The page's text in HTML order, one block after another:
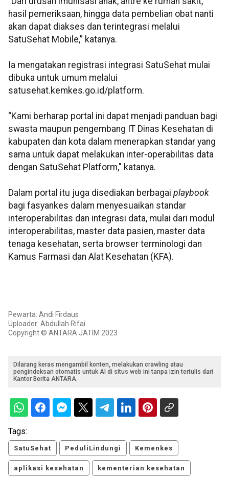
hasil pemeriksaan, hingga data pembelian obat nanti
akan dapat diakses dan terintegrasi melalui
SatuSehat Mobile,” katanya.
Ia mengatakan registrasi integrasi SatuSehat mulai
dibuka untuk umum melalui
satusehat.kemkes.go.id/platform.
“Kami berharap portal ini dapat menjadi panduan bagi
swasta maupun pengembang IT Dinas Kesehatan di
kabupaten dan kota dalam menerapkan standar yang
sama untuk dapat melakukan inter-operabilitas data
dengan SatuSehat Platform," katanya.
Dalam portal itu juga disediakan berbagai playbook
bagi fasyankes dalam menyesuaikan standar
interoperabilitas dan integrasi data, mulai dari modul
interoperabilitas, master data pasien, master data
tenaga kesehatan, serta browser terminologi dan
Kamus Farmasi dan Alat Kesehatan (KFA).
Pewarta: Andi Firdaus
Uploader: Abdullah Rifai
Copyright © ANTARA JATIM 2023
Dilarang keras mengambil konten, melakukan crawling atau
pengindeksan otomatis untuk AI di situs web ini tanpa izin tertulis dari
Kantor Berita ANTARA.
Tags:
SatuSehat PeduliLindungi Kemenkes
aplikasi kesehatan kementerian kesehatan